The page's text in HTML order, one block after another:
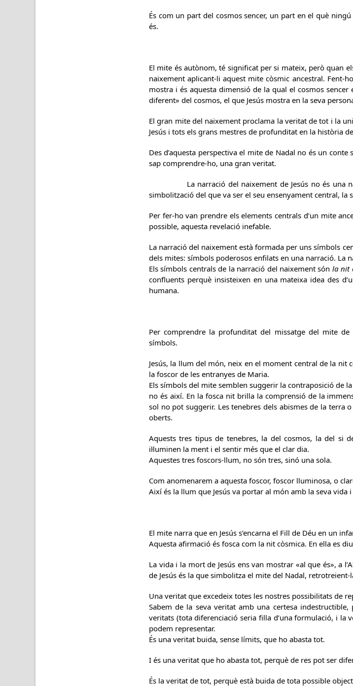
És com un part del cosmos sencer, un part en el què
és.
El mite és autònom, té significat per si mateix, però quan
naixement aplicant-li aquest mite còsmic ancestral. Fent-
mostra i és aquesta dimensió de la qual el cosmos
diferent» del cosmos, el que Jesús mostra en la seva
El gran mite del naixement proclama la veritat de tot i la
Jesús i tots els grans mestres de profunditat en la història
Des d’aquesta perspectiva el mite de Nadal no és un
sap comprendre-ho, una gran veritat.
La narració del naixement de Jesús no és una
simbolització del que va ser el seu ensenyament central, la
Per fer-ho van prendre els elements centrals d’un mite
possible, aquesta revelació inefable.
La narració del naixement està formada per uns símbols
dels mites: símbols poderosos enfilats en una narració. La
Els símbols centrals de la narració del naixement són la nit
confluents perquè insisteixen en una mateixa idea des
humana.
Per comprendre la profunditat del missatge del mite
símbols.
Jesús, la llum del món, neix en el moment central de la nit
la foscor de les entranyes de Maria.
Els símbols del mite semblen suggerir la contraposició de
no és així. En la fosca nit brilla la comprensió de la
sol no pot suggerir. Les tenebres dels abismes de la terra
oberts.
Aquests tres tipus de tenebres, la del cosmos, la del si
il·luminen la ment i el sentir més que el clar dia.
Aquestes tres foscors-llum, no són tres, sinó una sola.
Com anomenarem a aquesta foscor, foscor lluminosa, o
Així és la llum que Jesús va portar al món amb la seva vida
El mite narra que en Jesús s’encarna el Fill de Déu en un
Aquesta afirmació és fosca com la nit còsmica. En ella es
La vida i la mort de Jesús ens van mostrar «al que és», a
de Jesús és la que simbolitza el mite del Nadal, retrotreient-
Una veritat que excedeix totes les nostres possibilitats de
Sabem de la seva veritat amb una certesa
veritats (tota diferenciació seria filla d’una formulació, i la
podem representar.
És una veritat buida, sense límits, que ho abasta tot.
I és una veritat que ho abasta tot, perquè de res pot ser
És la veritat de tot, perquè està buida de tota possible